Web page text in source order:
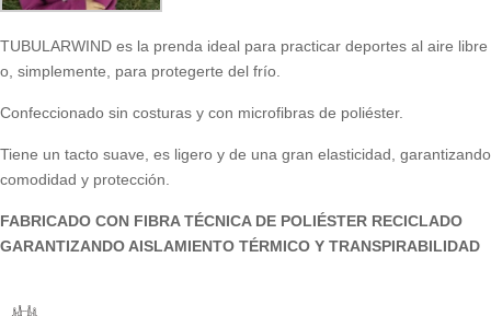
TUBULARWIND es la prenda ideal para practicar deportes al aire libre
o, simplemente, para protegerte del frío.
Confeccionado sin costuras y con microfibras de poliéster.
Tiene un tacto suave, es ligero y de una gran elasticidad, garantizando
comodidad y protección.
FABRICADO CON FIBRA TÉCNICA DE POLIÉSTER RECICLADO
GARANTIZANDO AISLAMIENTO TÉRMICO Y TRANSPIRABILIDAD